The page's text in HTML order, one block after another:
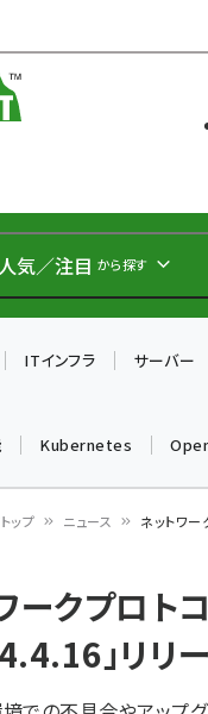
人気／注目 から探す
ITインフラ サーバー
Kubernetes
ップ ニュース ネットワ
ークプロト
」リリ